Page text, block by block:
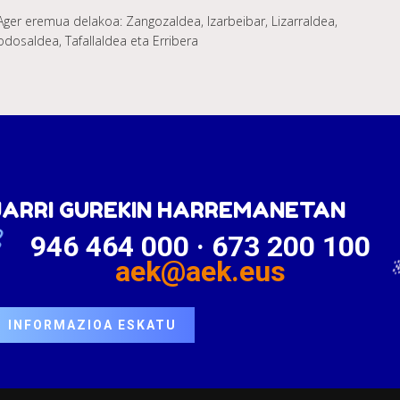
eremua delakoa: Zangozaldea, Izarbeibar, Lizarraldea,
Tafallaldea eta Erribera
GUREKIN HARREMANETAN
946 464 000 · 673 200 100
aek@aek.eus
INFORMAZIOA ESKATU